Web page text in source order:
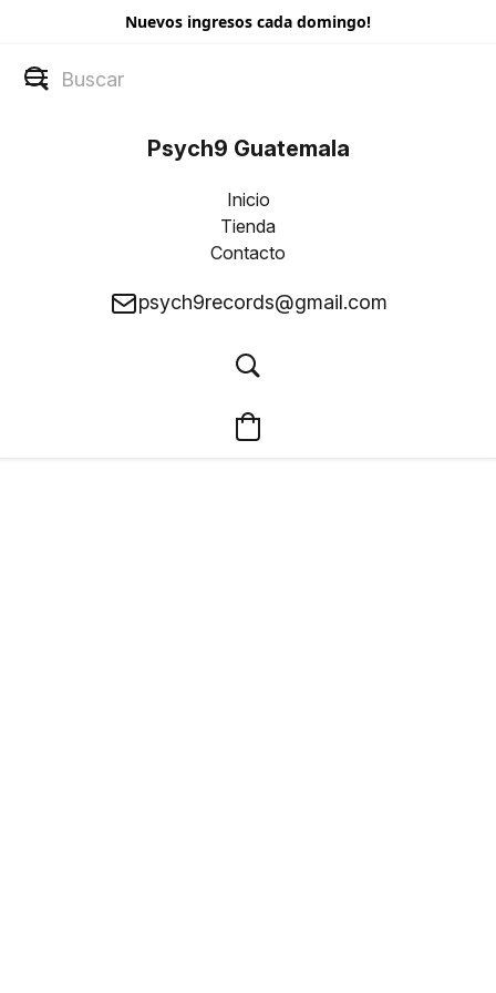
Nuevos ingresos cada domingo!
Psych9 Guatemala
Inicio
Tienda
Contacto
psych9records@gmail.com